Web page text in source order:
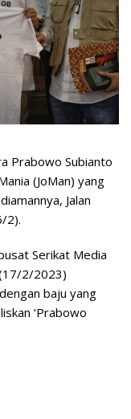
Prabowo Subianto
(JoMan) yang
Jalan
2).
Serikat Media
2/2023)
baju yang
‘Prabowo